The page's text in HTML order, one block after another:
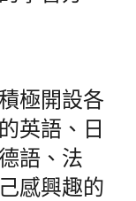
極開設各
英語、日
語、法
感興趣的